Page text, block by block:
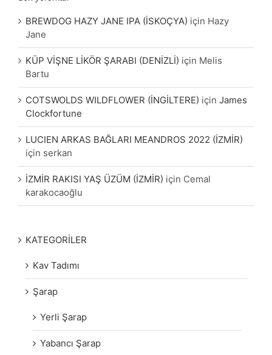
BREWDOG HAZY JANE IPA (İSKOÇYA) için Hazy
Jane
KÜP VİŞNE LİKÖR ŞARABI (DENİZLİ) için Melis
Bartu
COTSWOLDS WILDFLOWER (İNGİLTERE) için James
Clockfortune
LUCIEN ARKAS BAĞLARI MEANDROS 2022 (İZMİR)
için serkan
İZMİR RAKISI YAŞ ÜZÜM (İZMİR) için Cemal
karakocaoğlu
KATEGORİLER
Kav Tadımı
Şarap
Yerli Şarap
Yabancı Şarap